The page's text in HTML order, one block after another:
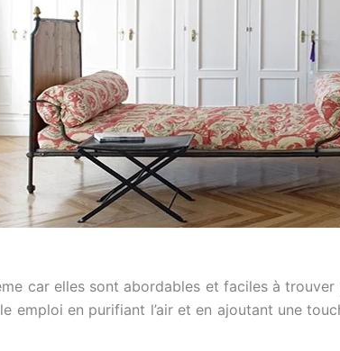
car elles sont abordables et faciles à
emploi en purifiant l’air et en ajoutant une